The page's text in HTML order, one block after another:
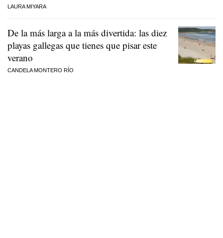
LAURA MIYARA
De la más larga a la más divertida: las diez
playas gallegas que tienes que pisar este
verano
CANDELA MONTERO RÍO